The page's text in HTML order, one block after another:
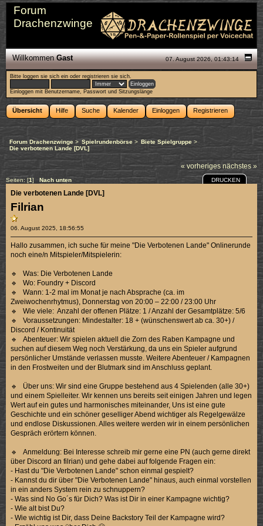
Forum
Drachenzwinge
07. August 2026, 01:43:14
WillkommenGast
Bitte loggen sie sich ein oderregistrieren sie sich.
Einloggen mit Benutzername, Passwort und Sitzungslänge
Übersicht Hilfe Suche Kalender Einloggen Registrieren
Forum Drachenzwinge > Spielrundenbörse> Biete Spielgruppe>
Die verbotenen Lande [DVL]
« vorheriges nächstes »
Seiten: [1] Nach unten DRUCKEN
Filrian
06. August 2025, 18:56:55
Die verbotenen Lande [DVL]
Hallo zusammen, ich suche für meine "Die Verbotenen Lande" Onlinerunde
noch eine/n Mitspieler/Mitspielerin:
🔹 Was: Die Verbotenen Lande
🔹 Wo: Foundry + Discord
🔹 Wann: 1-2 mal im Monat je nach Absprache (ca. im
Zweiwochenrhytmus), Donnerstag von 20:00 – 22:00 / 23:00 Uhr
🔹 Wie viele: Anzahl der offenen Plätze: 1 / Anzahl der Gesamtplätze: 5/6
🔹 Voraussetzungen: Mindestalter: 18 + (wünschenswert ab ca. 30+) /
Discord / Kontinuität
🔹 Abenteuer: Wir spielen aktuell die Zorn des Raben Kampagne und
suchen auf diesem Weg noch Verstärkung, da uns ein Spieler aufgrund
persönlicher Umstände verlassen musste. Weitere Abenteuer / Kampagnen
in den Frostweiten und der Blutmark sind im Anschluss geplant.
🔹 Über uns: Wir sind eine Gruppe bestehend aus 4 Spielenden (alle 30+)
und einem Spielleiter. Wir kennen uns bereits seit einigen Jahren und legen
Wert auf ein gutes und harmonisches miteinander, Uns ist eine gute
Geschichte und ein schöner geselliger Abend wichtiger als Regelgewälze
und endlose Diskussionen. Alles weitere werden wir in einem persönlichen
Gespräch erörtern können.
🔹 Anmeldung: Bei Interesse schreib mir gerne eine PN (auch gerne direkt
über Discord an filrian) und gehe dabei auf folgende Fragen ein:
- Hast du "Die Verbotenen Lande" schon einmal gespielt?
- Kannst du dir über "Die Verbotenen Lande" hinaus, auch einmal vorstellen
in ein anders System rein zu schnuppern?
- Was sind No Go´s für Dich? Was ist Dir in einer Kampagne wichtig?
- Wie alt bist Du?
- Wie wichtig ist Dir, dass Deine Backstory Teil der Kampagne wird?